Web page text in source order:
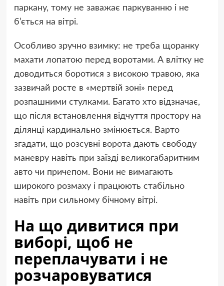
паркану, тому не заважає паркуванню і не
б’ється на вітрі.
Особливо зручно взимку: не треба щоранку
махати лопатою перед воротами. А влітку не
доводиться боротися з високою травою, яка
зазвичай росте в «мертвій зоні» перед
розпашними стулками. Багато хто відзначає,
що після встановлення відчуття простору на
ділянці кардинально змінюється. Варто
згадати, що розсувні ворота дають свободу
маневру навіть при заїзді великогабаритним
авто чи причепом. Вони не вимагають
широкого розмаху і працюють стабільно
навіть при сильному бічному вітрі.
На що дивитися при
виборі, щоб не
переплачувати і не
розчаровуватися